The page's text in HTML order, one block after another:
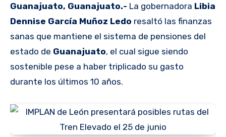
Guanajuato, Guanajuato.- La gobernadora Libia
Dennise García Muñoz Ledo resaltó las finanzas
sanas que mantiene el sistema de pensiones del
estado de Guanajuato, el cual sigue siendo
sostenible pese a haber triplicado su gasto
durante los últimos 10 años.